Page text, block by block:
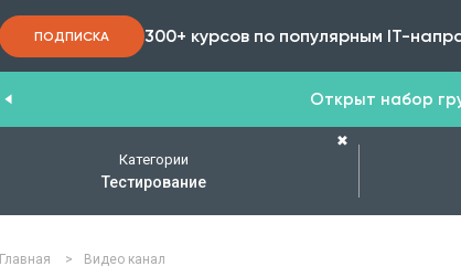
ПОДПИСКА 300+ курсов по популярным IT-
Открыт набор
Категории
Тестирование
✖
Главная > Видео канал